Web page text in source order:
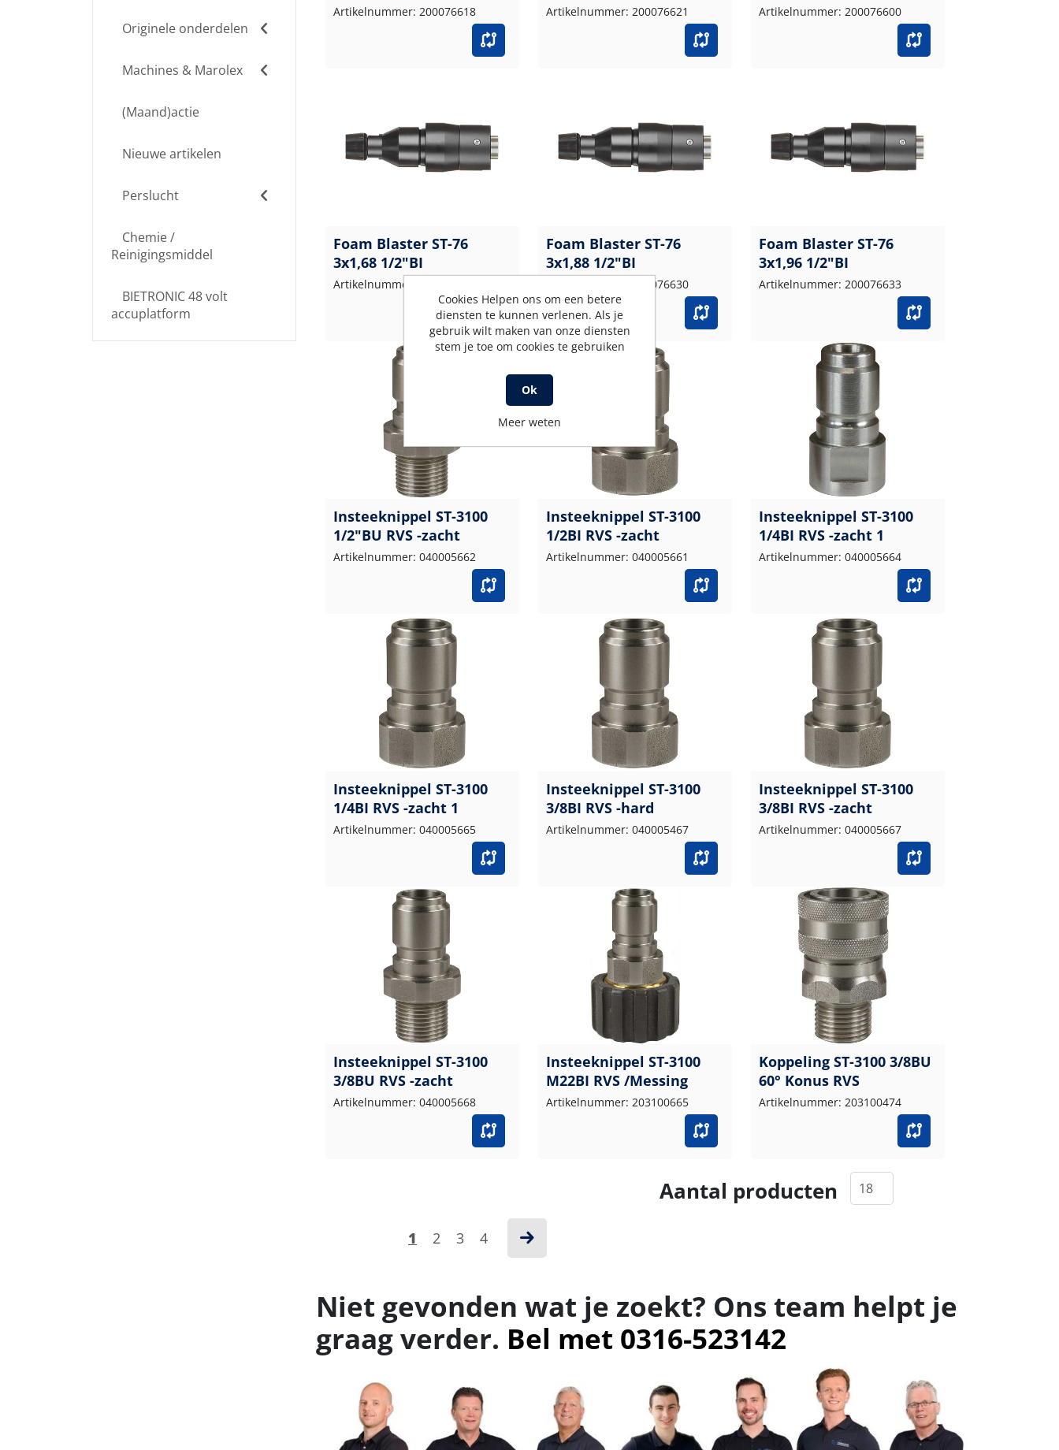
Originele onderdelen
Machines & Marolex
(Maand)actie
Nieuwe artikelen
Perslucht
Chemie /
Reinigingsmiddel
BIETRONIC 48 volt
accuplatform
Artikelnummer: 200076618 Artikelnummer: 200076621 Artikelnummer: 200076600
Foam Blaster ST-76
3x1,68 1/2"BI
Artikelnummer: 200076624
Foam Blaster ST-76
3x1,88 1/2"BI
Artikelnummer: 200076630
Foam Blaster ST-76
3x1,96 1/2"BI
Artikelnummer: 200076633
Insteeknippel ST-3100
1/2"BU RVS -zacht
Artikelnummer: 040005662
Insteeknippel ST-3100
1/2BI RVS -zacht
Artikelnummer: 040005661
Insteeknippel ST-3100
1/4BI RVS -zacht 1
Artikelnummer: 040005664
Insteeknippel ST-3100
1/4BI RVS -zacht 1
Artikelnummer: 040005665
Insteeknippel ST-3100
3/8BI RVS -hard
Artikelnummer: 040005467
Insteeknippel ST-3100
3/8BI RVS -zacht
Artikelnummer: 040005667
Insteeknippel ST-3100
3/8BU RVS -zacht
Artikelnummer: 040005668
Insteeknippel ST-3100
M22BI RVS /Messing
Artikelnummer: 203100665
Koppeling ST-3100 3/8BU
60° Konus RVS
Artikelnummer: 203100474
1 2 3 4
Aantal producten
Niet gevonden wat je zoekt? Ons team helpt je
graag verder. Bel met 0316-523142
Cookies Helpen ons om een betere
diensten te kunnen verlenen. Als je
gebruik wilt maken van onze diensten
stem je toe om cookies te gebruiken
Ok
Meer weten